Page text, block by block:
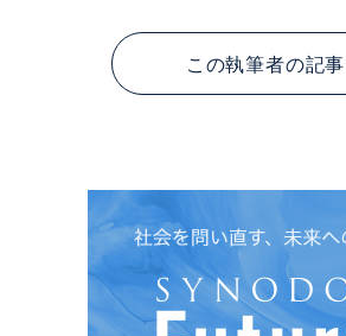
この執筆者の記事